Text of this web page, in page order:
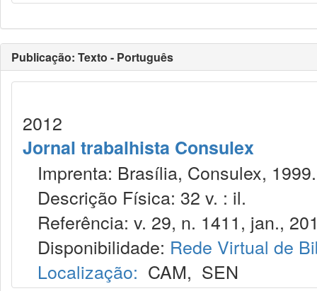
Publicação: Texto - Português
2012
Jornal trabalhista Consulex
Imprenta: Brasília, Consulex, 1999.
Descrição Física: 32 v. : il.
Referência: v. 29, n. 1411, jan.,
Disponibilidade: Rede Virtual de
Localização: CAM, SEN